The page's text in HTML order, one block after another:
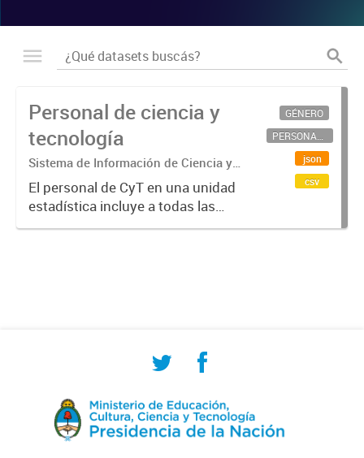
Personal de ciencia y
tecnología
Sistema de Información de Ciencia y
Tecnología Argentino (SICYTAR)
El personal de CyT en una unidad
estadística incluye a todas las
personas involucradas
GÉNERO
PERSONAL CIENTÍFICO-TECNOLÓGICO
json
csv